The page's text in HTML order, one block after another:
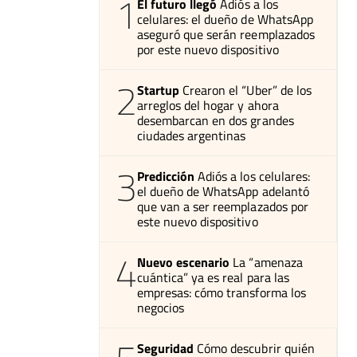
1 El futuro llegó Adiós a los
celulares: el dueño de WhatsApp
aseguró que serán reemplazados
por este nuevo dispositivo
2Startup Crearon el “Uber” de los
arreglos del hogar y ahora
desembarcan en dos grandes
ciudades argentinas
3Predicción Adiós a los celulares:
el dueño de WhatsApp adelantó
que van a ser reemplazados por
este nuevo dispositivo
4Nuevo escenario La “amenaza
cuántica” ya es real para las
empresas: cómo transforma los
negocios
Seguridad Cómo descubrir quién